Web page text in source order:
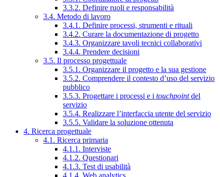
3.3.2. Definire ruoli e responsabilità
3.4. Metodo di lavoro
3.4.1. Definire processi, strumenti e rituali
3.4.2. Curare la documentazione di progetto
3.4.3. Organizzare tavoli tecnici collaborativi
3.4.4. Prendere decisioni
3.5. Il processo progettuale
3.5.1. Organizzare il progetto e la sua gestione
3.5.2. Comprendere il contesto d’uso del servizio
pubblico
3.5.3. Progettare i processi e i touchpointdel
servizio
3.5.4. Realizzare l’interfaccia utente del servizio
3.5.5. Validare la soluzione ottenuta
4. Ricerca progettuale
4.1. Ricerca primaria
4.1.1. Interviste
4.1.2. Questionari
4.1.3. Test di usabilità
4.1.4. Web analytics